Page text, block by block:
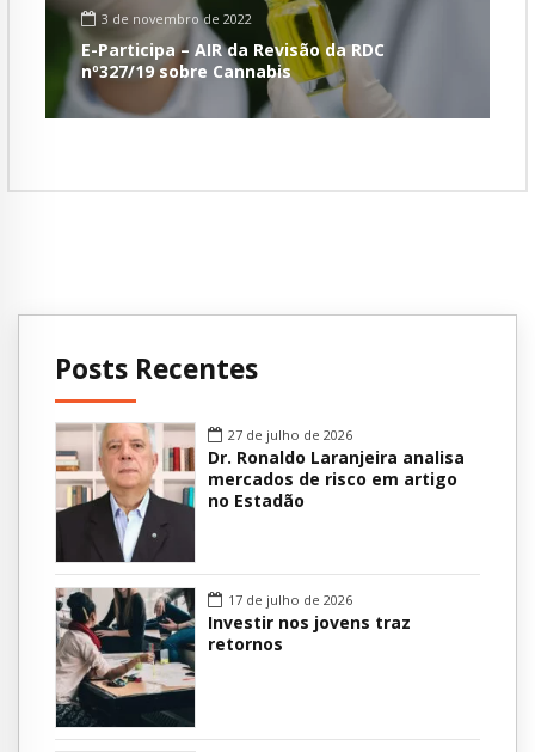
3 de novembro de 2022
E-Participa – AIR da Revisão da RDC
nº327/19 sobre Cannabis
Posts Recentes
27 de julho de 2026
Dr. Ronaldo Laranjeira analisa
mercados de risco em artigo
no Estadão
17 de julho de 2026
Investir nos jovens traz
retornos